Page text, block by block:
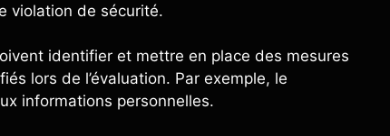
violation de sécurité.
identifier et mettre en place des mesures
lors de l’évaluation. Par exemple, le
informations personnelles.